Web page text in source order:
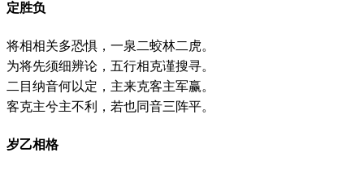
定胜负
将相相关多恐惧，一泉二蛟林二虎。
为将先须细辨论，五行相克谨搜寻。
二目纳音何以定，主来克客主军赢。
客克主兮主不利，若也同音三阵平。
岁乙相格